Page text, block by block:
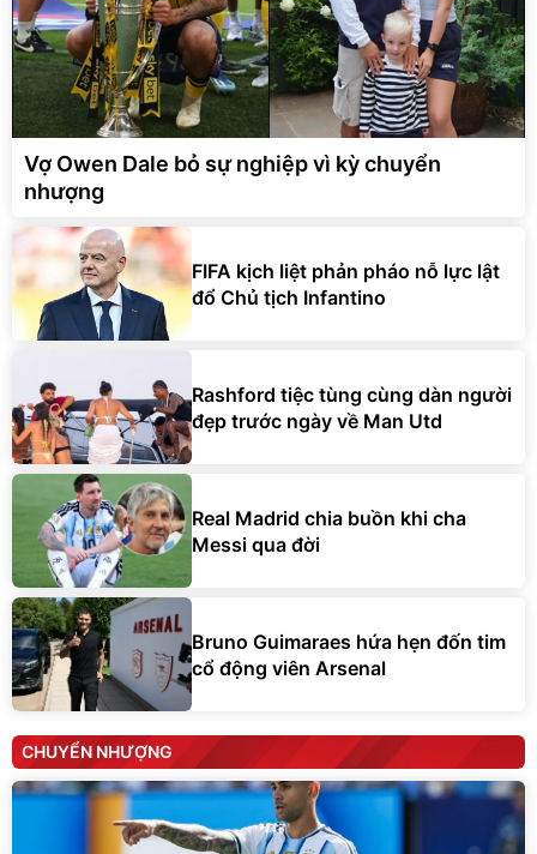
Vợ Owen Dale bỏ sự nghiệp vì kỳ chuyển
nhượng
FIFA kịch liệt phản pháo nỗ lực lật
đổ Chủ tịch Infantino
Rashford tiệc tùng cùng dàn người
đẹp trước ngày về Man Utd
Real Madrid chia buồn khi cha
Messi qua đời
Bruno Guimaraes hứa hẹn đốn tim
cổ động viên Arsenal
CHUYỂN NHƯỢNG